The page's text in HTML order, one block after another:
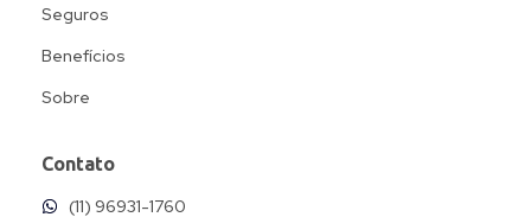
Seguros
Benefícios
Sobre
Contato
(11) 96931-1760